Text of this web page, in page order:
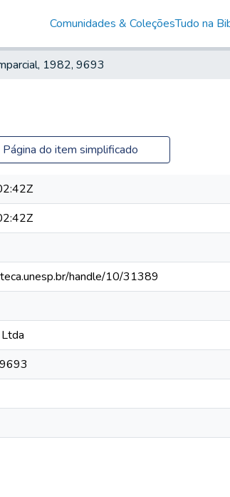
Comunidades & ColeçõesTudo na
1982, 9693
Página do item simplificado
handle/10/31389